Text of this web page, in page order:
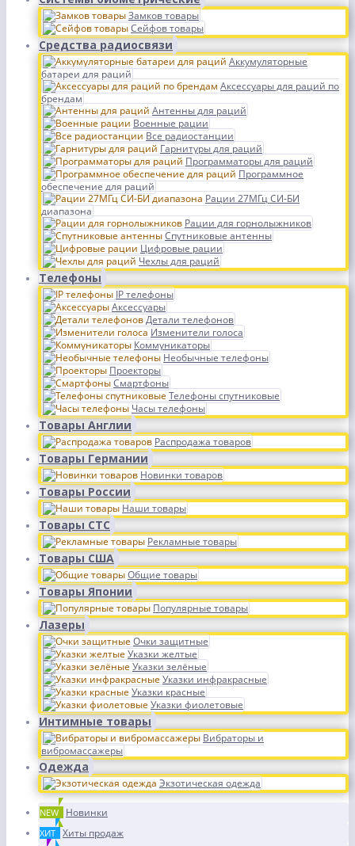
Замков товары
Сейфов товары
Средства радиосвязи
Аккумуляторные
батареи для раций
Аксессуары для раций по
брендам
Антенны для раций
Военные рации
Все радиостанции
Гарнитуры для раций
Программаторы для раций
Программное
обеспечение для раций
Рации 27МГц СИ-БИ
диапазона
Рации для горнолыжников
Спутниковые антенны
Цифровые рации
Чехлы для раций
Телефоны
IP телефоны
Аксессуары
Детали телефонов
Изменители голоса
Коммуникаторы
Необычные телефоны
Проекторы
Смартфоны
Телефоны спутниковые
Часы телефоны
Товары Англии
Распродажа товаров
Товары Германии
Новинки товаров
Товары России
Наши товары
Товары СТС
Рекламные товары
Товары США
Общие товары
Товары Японии
Популярные товары
Лазеры
Очки защитные
Указки желтые
Указки зелёные
Указки инфракрасные
Указки красные
Указки фиолетовые
Интимные товары
Вибраторы и
вибромассажеры
Одежда
Экзотическая одежда
NEW Новинки
ХИТ Хиты продаж